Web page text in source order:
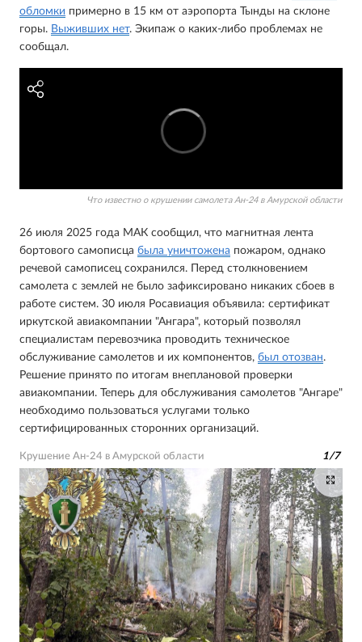
обломки примерно в 15 км от аэропорта Тынды на склоне
горы. Выживших нет. Экипаж о каких-либо проблемах не
сообщал.
Что известно о крушении самолета Ан-24 в Амурской области
26 июля 2025 года МАК сообщил, что магнитная лента
бортового самописца была уничтожена пожаром, однако
речевой самописец сохранился. Перед столкновением
самолета с землей не было зафиксировано никаких сбоев в
работе систем. 30 июля Росавиация объявила: сертификат
иркутской авиакомпании "Ангара", который позволял
специалистам перевозчика проводить техническое
обслуживание самолетов и их компонентов, был отозван.
Решение принято по итогам внеплановой проверки
авиакомпании. Теперь для обслуживания самолетов "Ангаре"
необходимо пользоваться услугами только
сертифицированных сторонних организаций.
Крушение Ан-24 в Амурской области 1/7